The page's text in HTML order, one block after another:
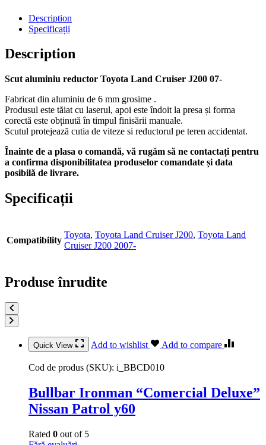
Description
Specificații
Description
Scut aluminiu reductor Toyota Land Cruiser J200 07-
Fabricat din aluminiu de 6 mm grosime .
Produsul este tăiat cu laserul, apoi este îndoit la presa și forma
corectă este obținută în timpul finisării manuale.
Scutul protejează cutia de viteze si reductorul pe teren accidentat.
Înainte de a plasa o comandă, vă rugăm să ne contactați pentru
a confirma disponibilitatea produselor comandate și data
posibilă de livrare.
Specificații
Compatibility
Toyota, Toyota Land Cruiser J200, Toyota Land
Cruiser J200 2007-
Produse înrudite
Quick View Add to wishlist Add to compare
Cod de produs (SKU): i_BBCD010
Bullbar Ironman “Comercial Deluxe”
Nissan Patrol y60
Rated 0 out of 5